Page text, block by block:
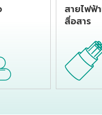
สายไฟฟ้
สื่อสาร